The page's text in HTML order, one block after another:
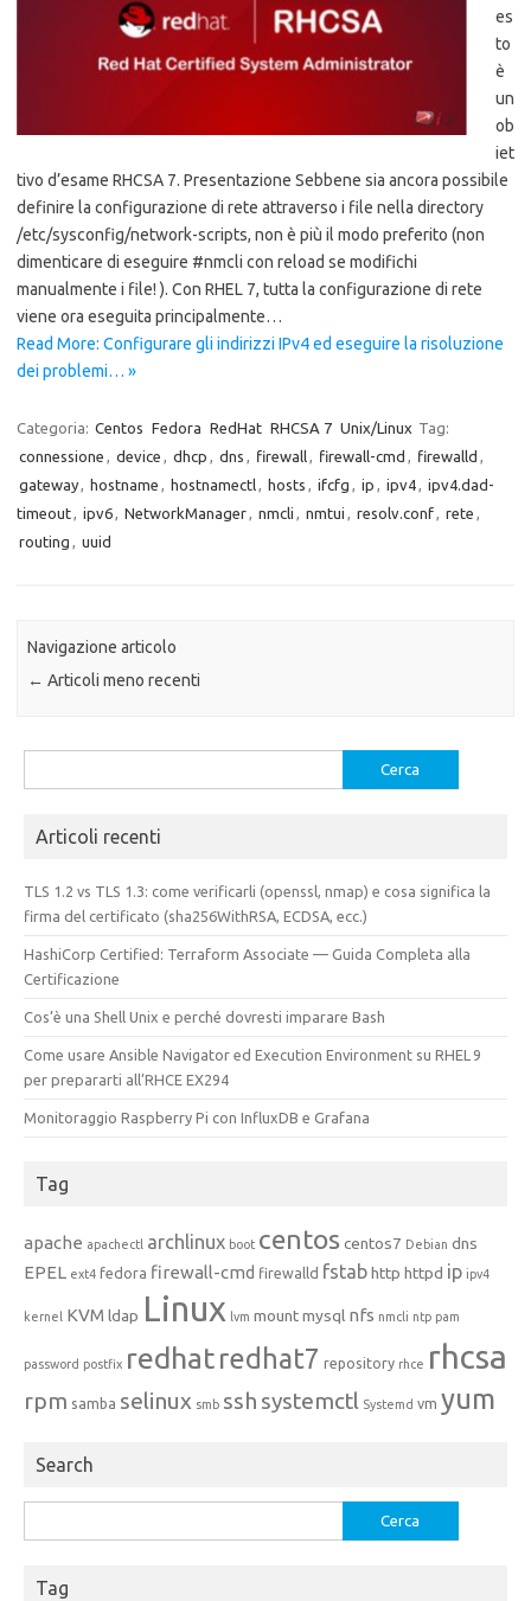
es
to
è
un
ob
iet
tivo d’esame RHCSA 7. Presentazione Sebbene sia ancora possibile
definire la configurazione di rete attraverso i file nella directory
/etc/sysconfig/network-scripts, non è più il modo preferito (non
dimenticare di eseguire #nmcli con reload se modifichi
manualmente i file! ). Con RHEL 7, tutta la configurazione di rete
viene ora eseguita principalmente…
Read More: Configurare gli indirizzi IPv4 ed eseguire la risoluzione
dei problemi… »
Categoria: Centos Fedora RedHat RHCSA 7 Unix/Linux Tag:
connessione , device , dhcp , dns , firewall, firewall-cmd , firewalld ,
gateway, hostname , hostnamectl, hosts , ifcfg , ip , ipv4, ipv4.dad-
timeout, ipv6, NetworkManager, nmcli , nmtui , resolv.conf, rete ,
routing , uuid
Navigazione articolo
← Articoli meno recenti
per:
Articoli recenti
TLS 1.2 vs TLS 1.3: come verificarli (openssl, nmap) e cosa significa la
firma del certificato (sha256WithRSA, ECDSA, ecc.)
HashiCorp Certified: Terraform Associate — Guida Completa alla
Certificazione
Cos’è una Shell Unix e perché dovresti imparare Bash
Come usare Ansible Navigator ed Execution Environment su RHEL 9
per prepararti all’RHCE EX294
Monitoraggio Raspberry Pi con InfluxDB e Grafana
Tag
apache apachectl archlinux boot centoscentos7 Debian dns
EPEL ext4 fedora firewall-cmd firewalld fstabhttp httpd ip ipv4
kernel KVM ldap Linux lvm mountmysql nfs nmcli ntp pam
password postfix redhatredhat7 repository rhce rhcsa
rpm samba selinux smb ssh systemctl Systemd vm yum
Search
per:
Tag